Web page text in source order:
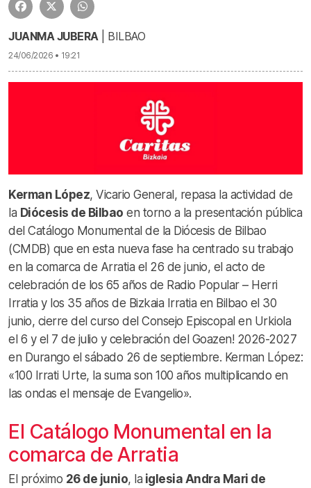
JUANMA JUBERA| BILBAO
24/06/2026 • 19:21
Kerman López, Vicario General, repasa la actividad de
la Diócesis de Bilbao en torno a la presentación pública
del Catálogo Monumental de la Diócesis de Bilbao
(CMDB) que en esta nueva fase ha centrado su trabajo
en la comarca de Arratia el 26 de junio, el acto de
celebración de los 65 años de Radio Popular – Herri
Irratia y los 35 años de Bizkaia Irratia en Bilbao el 30
junio, cierre del curso del Consejo Episcopal en Urkiola
el 6 y el 7 de julio y celebración del Goazen! 2026-2027
en Durango el sábado 26 de septiembre. Kerman López:
«100 Irrati Urte, la suma son 100 años multiplicando en
las ondas el mensaje de Evangelio».
El Catálogo Monumental en la
comarca de Arratia
El próximo 26 de junio, la iglesia Andra Mari de